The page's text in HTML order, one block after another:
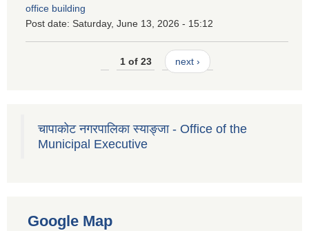
office building
Post date: Saturday, June 13, 2026 - 15:12
1 of 23 next ›
चापाकोट नगरपालिका स्याङ्जा - Office of the
Municipal Executive
Google Map